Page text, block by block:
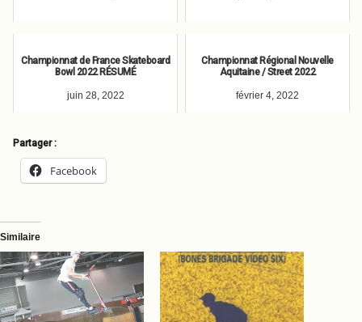
Championnat de France Skateboard
Bowl 2022 RÉSUMÉ
juin 28, 2022
Championnat Régional Nouvelle
Aquitaine / Street 2022
février 4, 2022
Partager :
Facebook
Similaire